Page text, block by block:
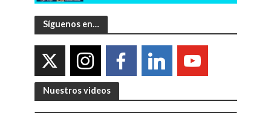
Síguenos en…
Nuestros videos